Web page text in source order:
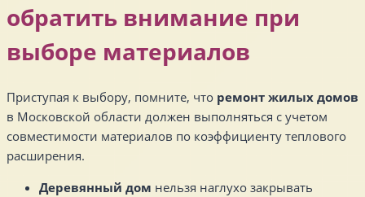
обратить внимание при
выборе материалов
Приступая к выбору, помните, что ремонт жилых домов
в Московской области должен выполняться с учетом
совместимости материалов по коэффициенту теплового
расширения.
Деревянный дом нельзя наглухо закрывать